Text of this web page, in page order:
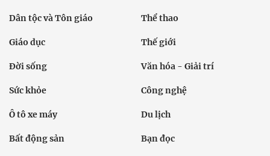
Dân tộc và Tôn giáo Thể thao
Giáo dục Thế giới
Đời sống Văn hóa - Giải trí
Sức khỏe Công nghệ
Ô tô xe máy Du lịch
Bất động sản Bạn đọc